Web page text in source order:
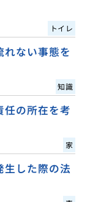
トイレ
れない事態を
知識
任の所在を考
家
生した際の法